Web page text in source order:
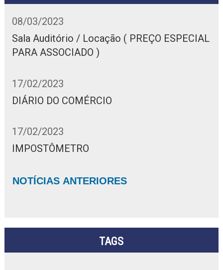
08/03/2023
Sala Auditório / Locação ( PREÇO ESPECIAL
PARA ASSOCIADO )
17/02/2023
DIÁRIO DO COMÉRCIO
17/02/2023
IMPOSTÔMETRO
NOTÍCIAS ANTERIORES
TAGS